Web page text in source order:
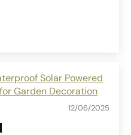
Solar Powered
Garden Decoration
12/06/2025